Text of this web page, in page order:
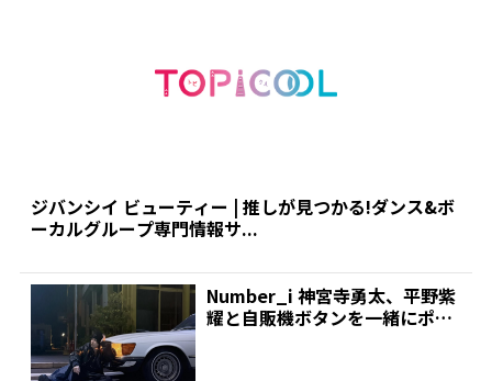
ジバンシイ ビューティー | 推しが見つかる!ダンス&ボ
ーカルグループ専門情報サ...
Number_i 神宮寺勇太、平野紫
耀と自販機ボタンを一緒にポチ